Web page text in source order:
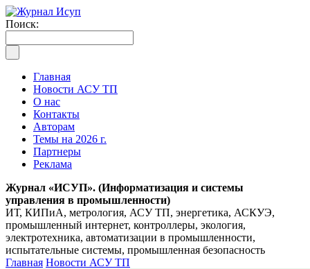
Поиск:
Главная
Новости АСУ ТП
О нас
Контакты
Авторам
Темы на 2026 г.
Партнеры
Реклама
Журнал «ИСУП». (Информатизация и системы
управления в промышленности)
ИТ, КИПиА, метрология, АСУ ТП, энергетика, АСКУЭ,
промышленный интернет, контроллеры, экология,
электротехника, автоматизации в промышленности,
испытательные системы, промышленная безопасность
Главная Новости АСУ ТП